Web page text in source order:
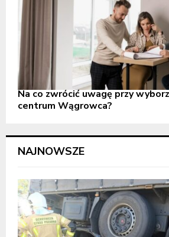
Na co zwrócić uwagę przy
centrum Wągrowca?
NAJNOWSZE